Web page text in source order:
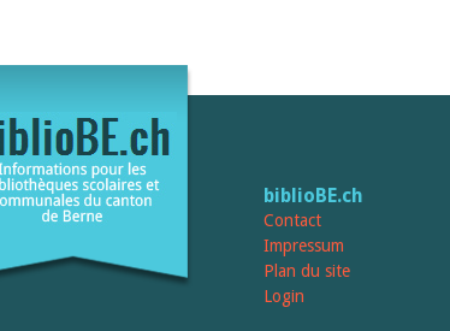
biblioBE.ch
Contact
Impressum
Plan du site
Login